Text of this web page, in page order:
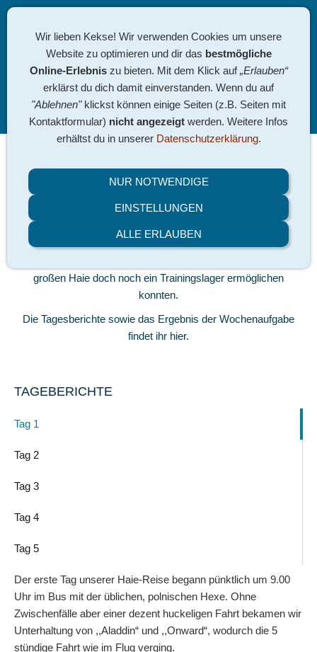
Navigation einblenden
11.-16.10. Trainingslager
(Polen)
Wir sind gut wieder in Berlin gelandet und freuen uns sehr,
großen Haie doch noch ein Trainingslager ermöglichen
konnten.
Die Tagesberichte sowie das Ergebnis der Wochenaufgabe
findet ihr hier.
TAGEBERICHTE
Tag 1
Tag 2
Tag 3
Tag 4
Tag 5
Der erste Tag unserer Haie-Reise begann pünktlich um 9.00
Uhr im Bus mit der üblichen, polnischen Hexe. Ohne
Zwischenfälle aber einer dezent huckeligen Fahrt bekamen wir
Unterhaltung von ,,Aladdin“ und ,,Onward“, wodurch die 5
stündige Fahrt wie im Flug verging.
Wir lieben Kekse! Wir verwenden Cookies um unsere
Website zu optimieren und dir das bestmögliche
Online-Erlebniszu bieten. Mit dem Klick auf„Erlauben“
erklärst du dich damit einverstanden. Wenn du auf
"Ablehnen" klickst können einige Seiten (z.B. Seiten mit
Kontaktformular) nicht angezeigt werden. Weitere Infos
erhältst du in unserer Datenschutzerklärung.
NUR NOTWENDIGE
EINSTELLUNGEN
ALLE ERLAUBEN